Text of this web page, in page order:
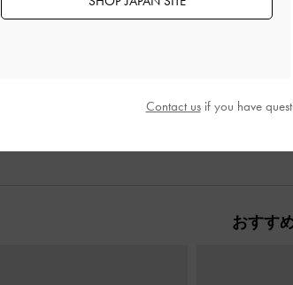
おすす
Contact usif you have